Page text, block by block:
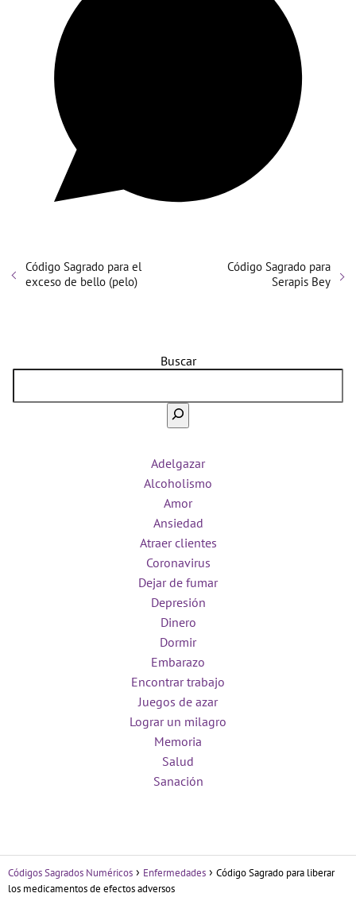
Código Sagrado para el
exceso de bello (pelo)
Código Sagrado para
Serapis Bey
Buscar
Adelgazar
Alcoholismo
Amor
Ansiedad
Atraer clientes
Coronavirus
Dejar de fumar
Depresión
Dinero
Dormir
Embarazo
Encontrar trabajo
Juegos de azar
Lograr un milagro
Memoria
Salud
Sanación
Códigos Sagrados Numéricos Enfermedades
Código Sagrado para liberar
los medicamentos de efectos adversos